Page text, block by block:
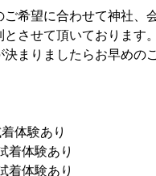
希望に合わせて神社、
させて頂いております。
まりましたらお早めの
着体験あり
体験あり
着体験あり